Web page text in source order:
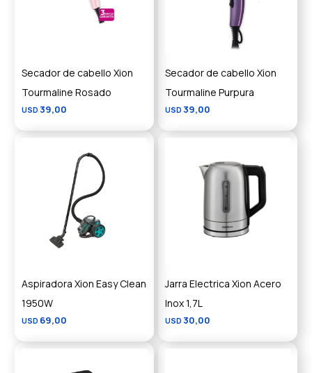
Secador de cabello Xion
Tourmaline Rosado
USD 39,00
Secador de cabello Xion
Tourmaline Purpura
USD 39,00
Aspiradora Xion Easy Clean
1950W
USD 69,00
Jarra Electrica Xion Acero
Inox 1,7L
USD 30,00